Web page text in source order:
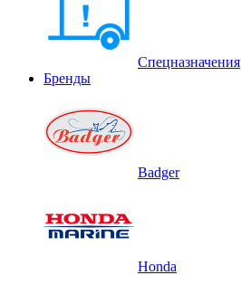
Спецназначения
Бренды
Badger
Honda